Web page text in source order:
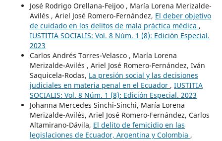
José Rodrigo Orellana-Feijoo , María Lorena Merizalde-
Avilés , Ariel José Romero-Fernández, El deber objetivo
de cuidado en los delitos de mala práctica médica ,
IUSTITIA SOCIALIS: Vol. 8 Núm. 1 (8): Edición Especial.
2023
Carlos Andrés Torres-Velasco , María Lorena
Merizalde-Avilés , Ariel José Romero-Fernández, Iván
Saquicela-Rodas, La presión social y las decisiones
judiciales en materia penal en el Ecuador , IUSTITIA
SOCIALIS: Vol. 8 Núm. 1 (8): Edición Especial. 2023
Johanna Mercedes Sinchi-Sinchi, María Lorena
Merizalde-Avilés, Ariel José Romero-Fernández, Carlos
Altamirano-Dávila, El delito de femicidio en las
legislaciones de Ecuador, Argentina y Colombia ,